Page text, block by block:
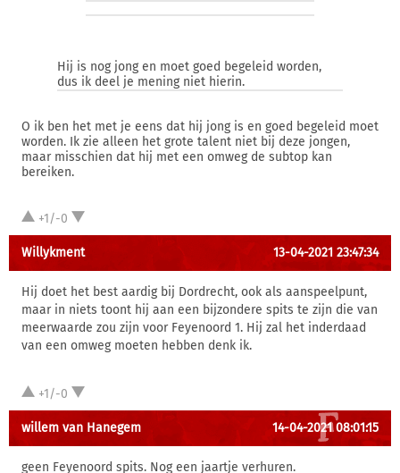
Hij is nog jong en moet goed begeleid worden,
dus ik deel je mening niet hierin.
O ik ben het met je eens dat hij jong is en goed begeleid moet
worden. Ik zie alleen het grote talent niet bij deze jongen,
maar misschien dat hij met een omweg de subtop kan
bereiken.
+1/-0
Willykment 13-04-2021 23:47:34
Hij doet het best aardig bij Dordrecht, ook als aanspeelpunt,
maar in niets toont hij aan een bijzondere spits te zijn die van
meerwaarde zou zijn voor Feyenoord 1. Hij zal het inderdaad
van een omweg moeten hebben denk ik.
+1/-0
willem van Hanegem 14-04-2021 08:01:15
geen Feyenoord spits. Nog een jaartje verhuren.